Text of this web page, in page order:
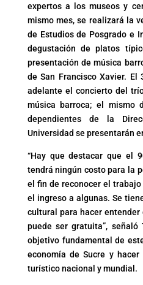
expertos a los museos y
mismo mes, se realizará la
de Estudios de Posgrado e
degustación de platos
presentación de música
de San Francisco Xavier.
adelante el concierto del
música barroca; el mismo
dependientes de la
Universidad se presentarán
“Hay que destacar que el
tendrá ningún costo para la
el fin de reconocer el
el ingreso a algunas. Se
cultural para hacer
puede ser gratuita”,
objetivo fundamental de
economía de Sucre y
turístico nacional y mundial.